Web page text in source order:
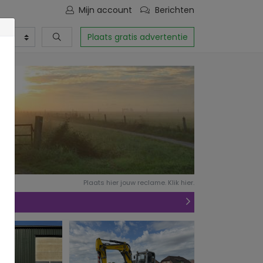
Berichten
Mijn account
Plaats gratis advertentie
Plaats hier jouw reclame. Klik hier.